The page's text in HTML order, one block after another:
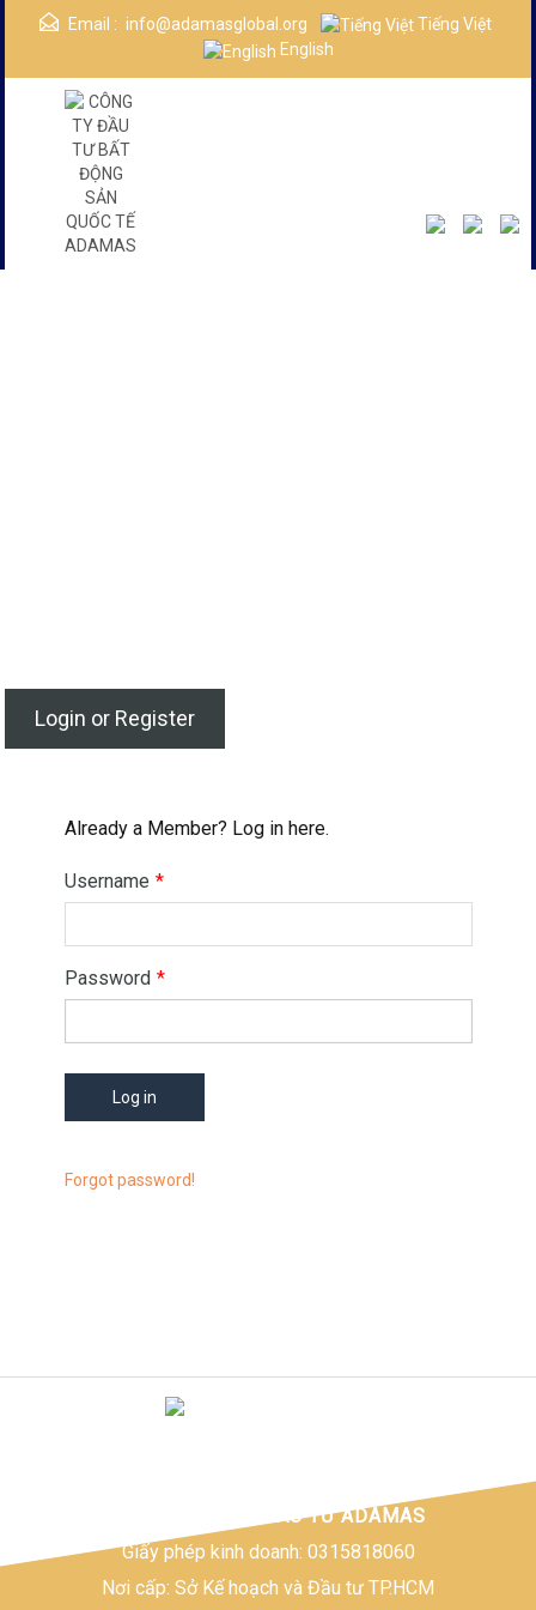
Email : info@adamasglobal.org
Tiếng Việt
English
Login or Register
Already a Member? Log in here.
Username *
Password *
Forgot password!
CÔNG TY TNHH ĐẦU TƯ ADAMAS
Giấy phép kinh doanh: 0315818060
Nơi cấp: Sở Kế hoạch và Đầu tư TP.HCM